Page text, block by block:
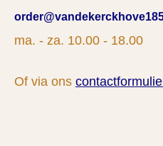
ma. - za. 10.00 - 18.00
Of via ons